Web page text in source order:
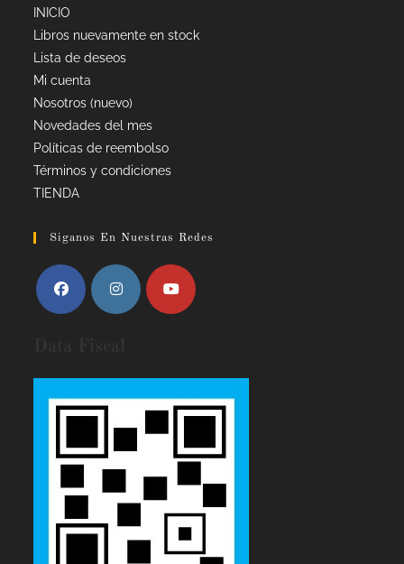
INICIO
Libros nuevamente en stock
Lista de deseos
Mi cuenta
Nosotros (nuevo)
Novedades del mes
Políticas de reembolso
Términos y condiciones
TIENDA
Siganos En Nuestras Redes